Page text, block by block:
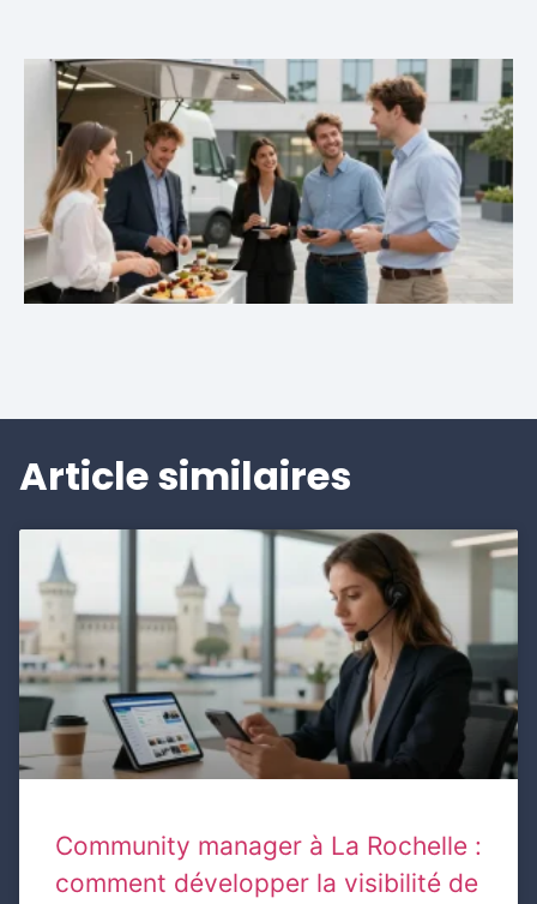
Article similaires
Community manager à La Rochelle :
comment développer la visibilité de